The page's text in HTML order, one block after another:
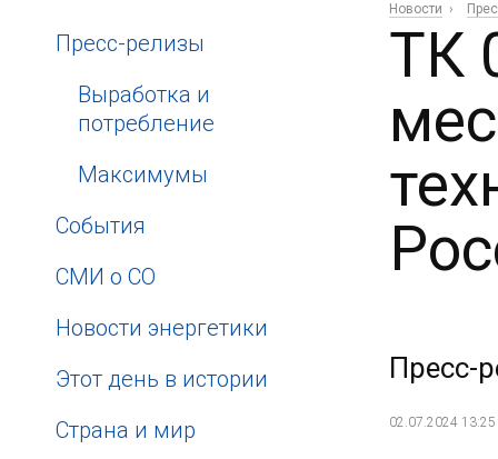
Пресс-релизы
Выработка и
потребление
Максимумы
События
СМИ о СО
Новости энергетики
Этот день в истории
Страна и мир
Новости
ТК
Пресс-
02.07.2024 13:25